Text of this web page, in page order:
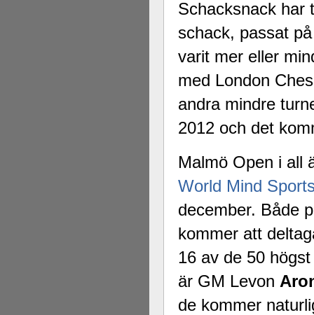
Schacksnack har
schack, passat
varit mer eller
med London
andra mindre
2012 och det
Malmö Open i all
World Mind
december. Både
kommer att
16 av de 50
är GM Levon
de kommer